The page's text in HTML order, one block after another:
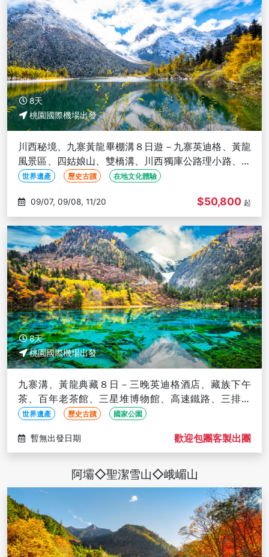
8天
桃園國際機場出發
川西秘境、九寨黃龍畢棚溝８日遊－九寨英迪格、黃龍
風景區、四姑娘山、雙橋溝、川西獨庫公路理小路、三
排座椅(文化參訪)
世界遺產 歷史古蹟 在地文化體驗
09/07, 09/08, 11/20 $50,800 起
8天
桃園國際機場出發
九寨溝、黃龍典藏８日－三晚英迪格酒店、藏族下午
茶、百年老茶館、三星堆博物館、高速鐵路、三排椅
(文化參訪)
世界遺產 歷史古蹟 國家公園
暫無出發日期 歡迎包團客製出團
阿壩◇聖潔雪山◇峨嵋山